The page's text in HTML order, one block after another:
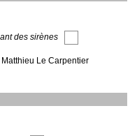
des sirènes
Matthieu Le Carpentier